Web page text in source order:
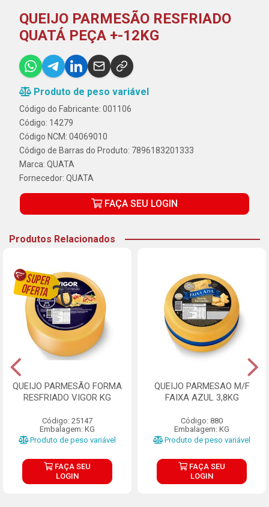
QUEIJO PARMESÃO RESFRIADO
QUATÁ PEÇA +-12KG
Produto de peso variável
Código do Fabricante: 001106
Código: 14279
Código NCM: 04069010
Código de Barras do Produto: 7896183201333
Marca: QUATA
Fornecedor: QUATA
FAÇA SEU LOGIN
Produtos Relacionados
QUEIJO PARMESÃO FORMA
RESFRIADO VIGOR KG
Código: 25147
Embalagem: KG
Produto de peso variável
FAÇA SEU
LOGIN
QUEIJO PARMESAO M/F
FAIXA AZUL 3,8KG
Código: 880
Embalagem: KG
Produto de peso variável
FAÇA SEU
LOGIN